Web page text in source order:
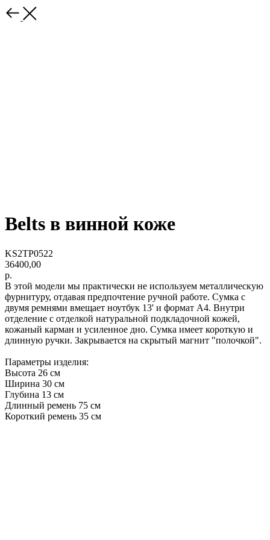
Belts в винной коже
KS2TP0522
36400,00
р.
В этой модели мы практически не используем металлическую
фурнитуру, отдавая предпочтение ручной работе. Сумка с
двумя ремнями вмещает ноутбук 13' и формат А4. Внутри
отделение с отделкой натуральной подкладочной кожей,
кожаный карман и усиленное дно. Сумка имеет короткую и
длинную ручки. Закрывается на скрытый магнит "полочкой".
Параметры изделия:
Высота 26 см
Ширина 30 см
Глубина 13 см
Длинный ремень 75 см
Короткий ремень 35 см